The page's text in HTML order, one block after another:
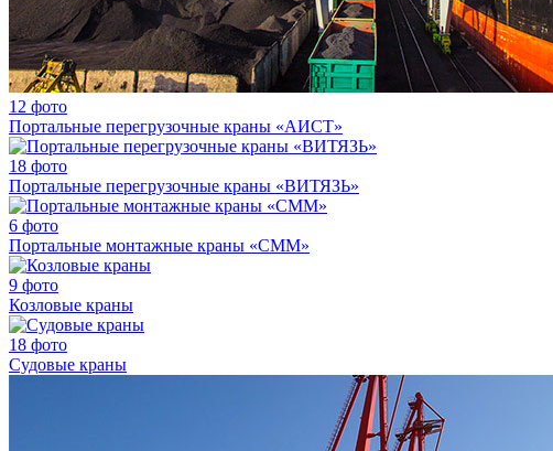
12 фото
Портальные перегрузочные краны «АИСТ»
18 фото
Портальные перегрузочные краны «ВИТЯЗЬ»
6 фото
Портальные монтажные краны «СММ»
9 фото
Козловые краны
18 фото
Судовые краны